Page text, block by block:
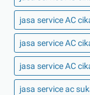
jasa service AC
jasa service AC
jasa service AC
jasa service ac